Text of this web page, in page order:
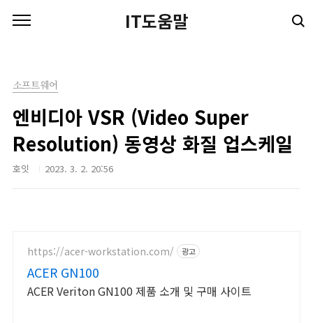
IT도움말
소프트웨어
엔비디아 VSR (Video Super
Resolution) 동영상 화질 업스케일
호잇 2023. 3. 2. 20:56
https://acer-workstation.com/ 광고
ACER GN100
ACER Veriton GN100 제품 소개 및 구매 사이트